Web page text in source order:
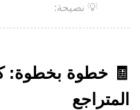
💡 نصيحة:
🧾 خطوة بخطوة:
المتراجع